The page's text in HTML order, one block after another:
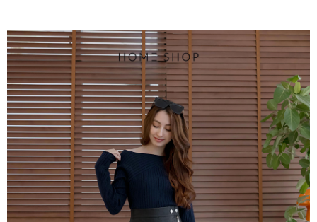
1.分期款項不併入電信帳單，「大哥付你分期」於每月結算日後寄送繳費提
醒簡訊。
2.透過簡訊連結打開帳單後，可選擇「超商條碼／台灣大直營門市／銀行轉
帳／街口支付／iPASS MONEY」等通路繳費。
【注意事項】
1.本服務係由「台灣大哥大股份有限公司」（以下簡稱本公司）所提供，讓
用戶於交易時，得透過本服務購買商品或服務，並由商店將買賣／分期付款
買賣價金債權讓與本公司後，依約使用本公司帳單繳交帳款。
2.基於同意付款使用「大哥付你分期」之契約關係目的，商店將以您的個人
資料（包含姓名、電話或地址）提供予台灣大哥大進項蒐集、處理及利用，
由本公司與您本人進行分期帳單所需資料之確認、核對及更正。
3.完整用戶服務條款，請詳閱以下連結：
https://oppay.tw/userRule
【「AFTEE先享後付」結帳流程】
１．於結帳方式選擇「AFTEE先享後付」後，將跳轉至「AFTEE先享後付」
結帳頁面，進行簡訊認證並確認金額後，即可完成結帳。
２．訂單成立數日內，您將收到繳費通知簡訊。
３．收到繳費通知簡訊後14天內，點擊此簡訊中的連結，可透過四大超商／
ATM／網路銀行／等多元方式進行付款，方視為交易完成。
※ 請注意：結帳手續完成當下不需立刻繳費，但若您需要取消訂單，請聯絡
購買商品的店家。未經商家同意取消之訂單仍視為有效，需透過AFTEE先享
後付繳納相關費用。
※ 交易是否成功請以「AFTEE先享後付 」之結帳頁面顯示為準，若有關於
是否繳費成功／繳費後需取消欲退款等相關疑問，請聯繫「AFTEE先享後付
客戶支援中心」https://netprotections.freshdesk.com/support/home
【注意事項】
免運費
付款後萊爾富取貨
免運費
付款後7-11取貨
免運費
一般商品宅配
免運費
付款後門市自取